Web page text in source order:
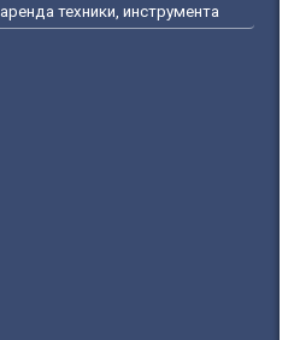
аренда техники, инструмента